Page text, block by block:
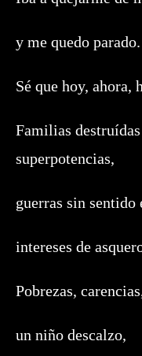
y me quedo parado.
Sé que hoy, ahora,
Familias
superpotencias,
guerras sin sentido
intereses de
Pobrezas,
un niño descalzo,